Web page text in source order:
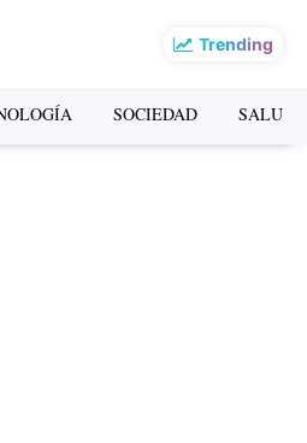
Trending
SOCIEDAD SALUD